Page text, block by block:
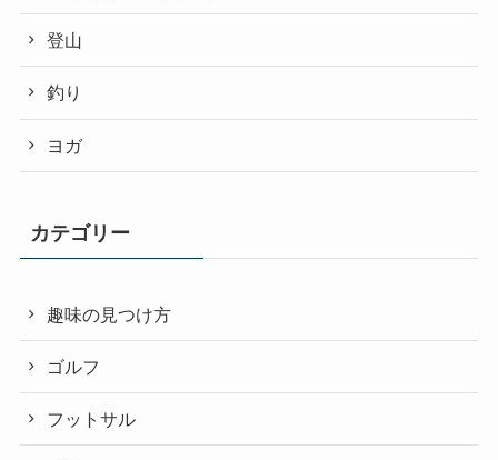
登山
釣り
ヨガ
カテゴリー
趣味の見つけ方
ゴルフ
フットサル